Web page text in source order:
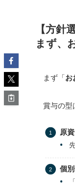
【方針
まず、
まず「お
賞与の型
原
個